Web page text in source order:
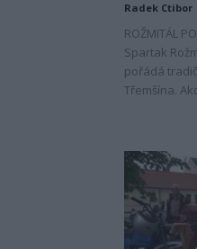
Radek Ctibor
ROŽMITÁL
Spartak
pořádá
Třemšína.